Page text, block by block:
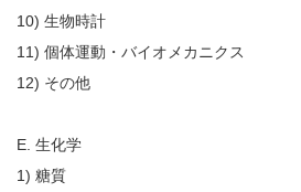
10) 生物時計
11) 個体運動・バイオメカニクス
12) その他
E. 生化学
1) 糖質